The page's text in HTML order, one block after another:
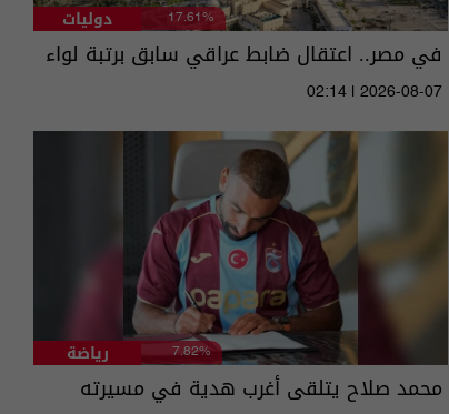
دوليات 17.61%
في مصر.. اعتقال ضابط عراقي سابق برتبة لواء
02:14 | 2026-08-07
رياضة 7.82%
محمد صلاح يتلقى أغرب هدية في مسيرته